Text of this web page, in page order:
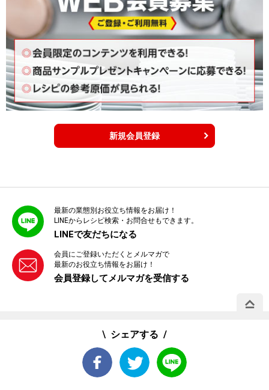
新規会員登録
最新の業態別お役立ち情報をお届け！
LINEからレシピ検索・お問合せもできます。
LINEで友だちになる
会員にご登録いただくとメルマガで
最新のお役立ち情報をお届け！
会員登録してメルマガを受信する
シェアする